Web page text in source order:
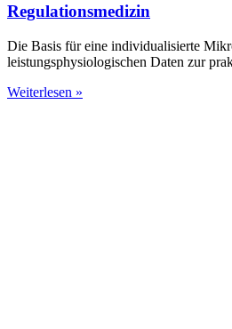
Regulationsmedizin
Die Basis für eine individualisierte
leistungsphysiologischen Daten zur
Weiterlesen »